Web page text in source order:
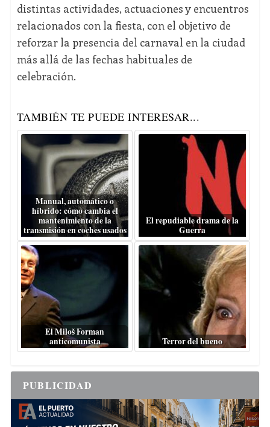
distintas actividades, actuaciones y encuentros
relacionados con la fiesta, con el objetivo de
reforzar la presencia del carnaval en la ciudad
más allá de las fechas habituales de
celebración.
TAMBIÉN TE PUEDE INTERESAR...
Manual, automático o
híbrido: cómo cambia el
mantenimiento de la
transmisión en coches usados
El repudiable drama de la
Guerra
El Miloš Forman
anticomunista
Terror del bueno
PUBLICIDAD